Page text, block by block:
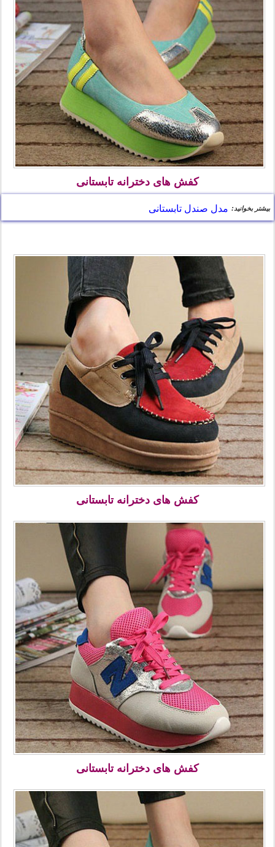
کفش های دخترانه تابستانی
بیشتر بخوانید: مدل صندل تابستانی
کفش های دخترانه تابستانی
کفش های دخترانه تابستانی